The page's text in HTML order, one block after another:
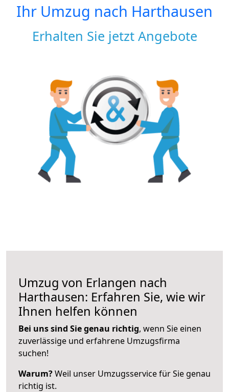
Ihr Umzug nach Harthausen
Erhalten Sie jetzt Angebote
Umzug von Erlangen nach
Harthausen: Erfahren Sie, wie wir
Ihnen helfen können
Bei uns sind Sie genau richtig, wenn Sie einen
zuverlässige und erfahrene Umzugsfirma
suchen!
Warum?Weil unser Umzugsservice für Sie genau
richtig ist.